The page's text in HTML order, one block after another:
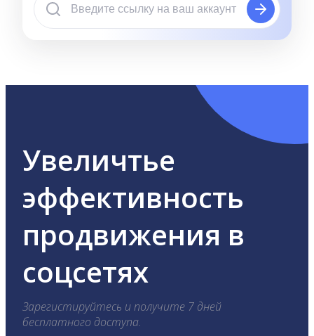
Увеличтье
эффективность
продвижения в
соцсетях
Зарегистируйтесь и получите 7 дней
бесплатного доступа.